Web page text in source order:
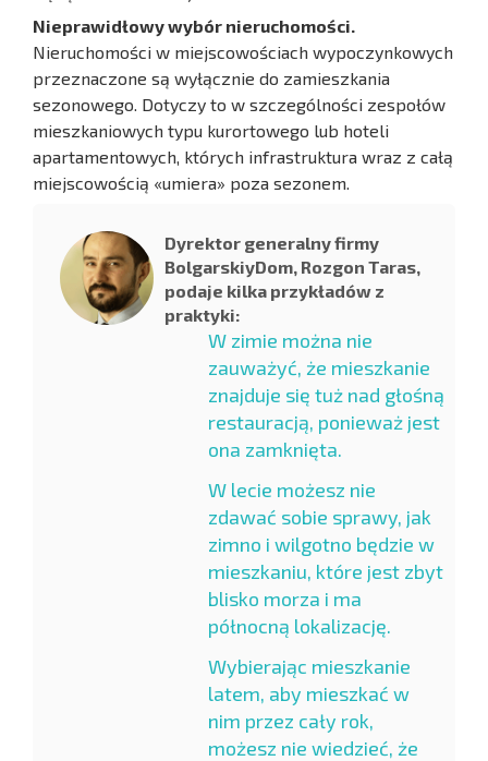
Nieprawidłowy wybór nieruchomości.
Nieruchomości w miejscowościach wypoczynkowych
przeznaczone są wyłącznie do zamieszkania
sezonowego. Dotyczy to w szczególności zespołów
mieszkaniowych typu kurortowego lub hoteli
apartamentowych, których infrastruktura wraz z całą
miejscowością «umiera» poza sezonem.
Dyrektor generalny firmy
BolgarskiyDom, Rozgon Taras,
podaje kilka przykładów z
praktyki:
W zimie można nie
zauważyć, że mieszkanie
znajduje się tuż nad głośną
restauracją, ponieważ jest
ona zamknięta.
W lecie możesz nie
zdawać sobie sprawy, jak
zimno i wilgotno będzie w
mieszkaniu, które jest zbyt
blisko morza i ma
północną lokalizację.
Wybierając mieszkanie
latem, aby mieszkać w
nim przez cały rok,
możesz nie wiedzieć, że